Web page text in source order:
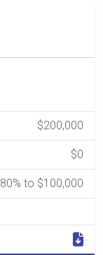
$200,000
$0
80% to $100,000